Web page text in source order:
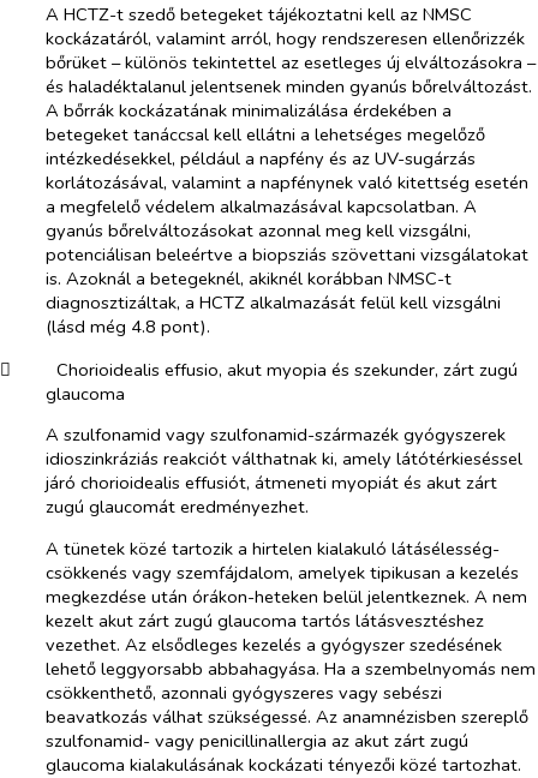
A HCTZ-t szedő betegeket tájékoztatni kell az NMSC
kockázatáról, valamint arról, hogy rendszeresen ellenőrizzék
bőrüket – különös tekintettel az esetleges új elváltozásokra –
és haladéktalanul jelentsenek minden gyanús bőrelváltozást.
A bőrrák kockázatának minimalizálása érdekében a
betegeket tanáccsal kell ellátni a lehetséges megelőző
intézkedésekkel, például a napfény és az UV-sugárzás
korlátozásával, valamint a napfénynek való kitettség esetén
a megfelelő védelem alkalmazásával kapcsolatban. A
gyanús bőrelváltozásokat azonnal meg kell vizsgálni,
potenciálisan beleértve a biopsziás szövettani vizsgálatokat
is. Azoknál a betegeknél, akiknél korábban NMSC-t
diagnosztizáltak, a HCTZ alkalmazását felül kell vizsgálni
(lásd még 4.8 pont).
​
Chorioidealis effusio, akut myopia és szekunder, zárt zugú
glaucoma
A szulfonamid vagy szulfonamid-származék gyógyszerek
idioszinkráziás reakciót válthatnak ki, amely látótérkieséssel
járó chorioidealis effusiót, átmeneti myopiát és akut zárt
zugú glaucomát eredményezhet.
A tünetek közé tartozik a hirtelen kialakuló látásélesség-
csökkenés vagy szemfájdalom, amelyek tipikusan a kezelés
megkezdése után órákon-heteken belül jelentkeznek. A nem
kezelt akut zárt zugú glaucoma tartós látásvesztéshez
vezethet. Az elsődleges kezelés a gyógyszer szedésének
lehető leggyorsabb abbahagyása. Ha a szembelnyomás nem
csökkenthető, azonnali gyógyszeres vagy sebészi
beavatkozás válhat szükségessé. Az anamnézisben szereplő
szulfonamid- vagy penicillinallergia az akut zárt zugú
glaucoma kialakulásának kockázati tényezői közé tartozhat.